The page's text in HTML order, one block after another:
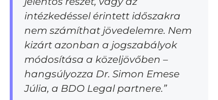
intézkedéssel érintett időszakra
nem számíthat jövedelemre. Nem
kizárt azonban a jogszabályok
módosítása a közeljövőben –
hangsúlyozza Dr. Simon Emese
Júlia, a BDO Legal partnere.”